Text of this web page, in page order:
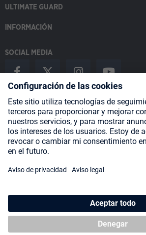
ULTIMATE GUARD
INFORMACIÓN
SOCIAL MEDIA
Payment Methods
Shipping
* Todos los precios incluyen IVA más
gastos de envío, si no se indica lo